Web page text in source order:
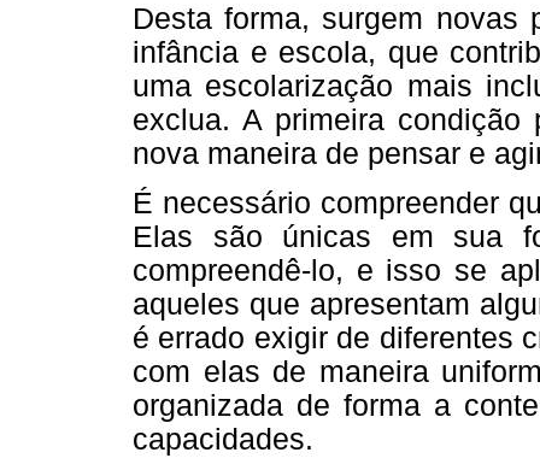
Desta forma, surgem novas
infância e escola, que
uma escolarização mais
exclua. A primeira
nova maneira de pensar e
É necessário compreender
Elas são únicas em sua
compreendê-lo, e isso se
aqueles que apresentam
é errado exigir de diferentes
com elas de maneira
organizada de forma a
capacidades.